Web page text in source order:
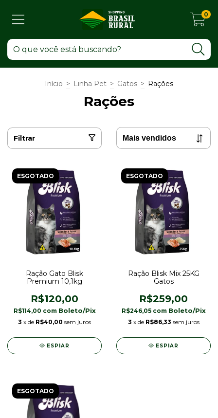
0
Início > Linha Pet > Gatos > Rações
Rações
Filtrar
ESGOTADO
Ração Gato Blisk
Premium 10,1kg
R$120,00
R$114,00 com
3 x de R$40,00 sem juros
ESPIAR
ESGOTADO
Ração Blisk Mix 25KG
Gatos
R$259,00
R$246,05 com
3 x de R$86,33 sem juros
ESPIAR
ESGOTADO